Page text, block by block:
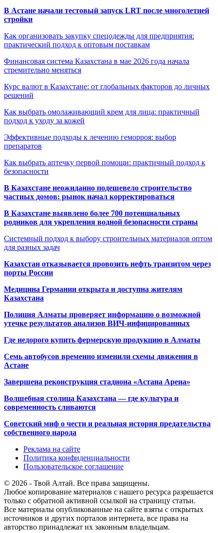
В Астане начали тестовый запуск LRT после многолетней
стройки
Как организовать закупку спецодежды для предприятия:
практический подход к оптовым поставкам
Финансовая система Казахстана в мае 2026 года начала
стремительно меняться
Курс валют в Казахстане: от глобальных факторов до личных
решений
Как выбрать омолаживающий крем для лица: практичный
подход к уходу за кожей
Эффективные подходы к лечению геморроя: выбор
препаратов
Как выбрать аптечку первой помощи: практичный подход к
безопасности
В Казахстане неожиданно подешевело строительство
частных домов: рынок начал корректироваться
В Казахстане выявлено более 700 потенциальных
родников для укрепления водной безопасности страны
Системный подход к выбору строительных материалов оптом
для разных задач
Казахстан отказывается провозить нефть транзитом через
порты России
Медицина Германии открыта и доступна жителям
Казахстана
Полиция Алматы проверяет информацию о возможной
утечке результатов анализов ВИЧ-инфицированных
Где недорого купить фермерскую продукцию в Алматы
Семь автобусов временно изменили схемы движения в
Астане
Завершена реконструкция стадиона «Астана Арена»
Волшебная столица Казахстана — где культура и
современность сливаются
Советский миф о чести и реальная история предательства
собственного народа
Реклама на сайте
Политика конфиденциальности
Пользовательское соглашение
© 2026 - Твой Алтай. Все права защищены.
Любое копирование материалов с нашего ресурса разрешается
только с обратной активной ссылкой на страницу статьи.
Все материалы опубликованные на сайте взяты с открытых
источников и других порталов интернета, все права на
авторство принадлежат их законным владельцам.